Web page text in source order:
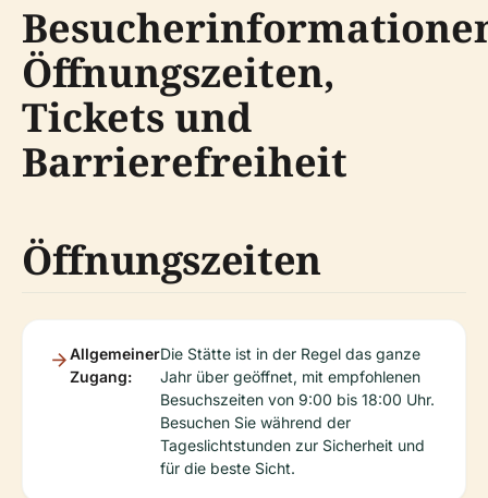
Öffnungszeiten,
Tickets und
Barrierefreiheit
Öffnungszeiten
Allgemeiner
Zugang:
Die Stätte ist in der Regel das ganze
Jahr über geöffnet, mit empfohlenen
Besuchszeiten von 9:00 bis 18:00 Uhr.
Besuchen Sie während der
Tageslichtstunden zur Sicherheit und
für die beste Sicht.